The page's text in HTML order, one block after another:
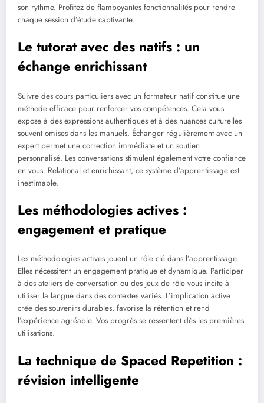
son rythme. Profitez de flamboyantes fonctionnalités pour rendre
chaque session d’étude captivante.
Le tutorat avec des natifs : un
échange enrichissant
Suivre des cours particuliers avec un formateur natif constitue une
méthode efficace pour renforcer vos compétences. Cela vous
expose à des expressions authentiques et à des nuances culturelles
souvent omises dans les manuels. Échanger régulièrement avec un
expert permet une correction immédiate et un soutien
personnalisé. Les conversations stimulent également votre confiance
en vous. Relational et enrichissant, ce système d’apprentissage est
inestimable.
Les méthodologies actives :
engagement et pratique
Les méthodologies actives jouent un rôle clé dans l’apprentissage.
Elles nécessitent un engagement pratique et dynamique. Participer
à des ateliers de conversation ou des jeux de rôle vous incite à
utiliser la langue dans des contextes variés. L’implication active
crée des souvenirs durables, favorise la rétention et rend
l’expérience agréable. Vos progrès se ressentent dès les premières
utilisations.
La technique de Spaced Repetition :
révision intelligente